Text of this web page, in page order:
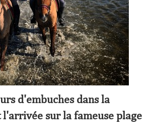
d'embuches dans la
l'arrivée sur la fameuse plage